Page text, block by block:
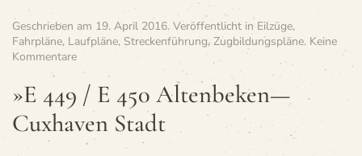
Geschrieben am 19. April 2016. Veröffentlicht in Eilzüge,
Fahrpläne, Laufpläne, Streckenführung, Zugbildungspläne. Keine
Kommentarezu
»E
449
E 450
Altenbeken
—
»E 449 / E 450 Altenbeken—
Cuxhaven Stadt